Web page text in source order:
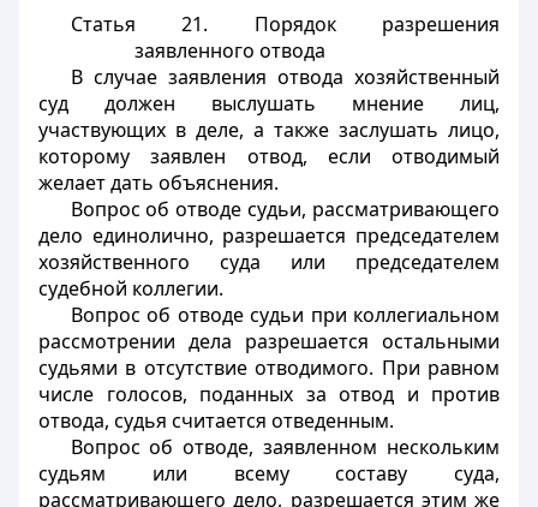
Статья 21. Порядок разрешения
заявленного отвода
В случае заявления отвода хозяйственный
суд должен выслушать мнение лиц,
участвующих в деле, а также заслушать лицо,
которому заявлен отвод, если отводимый
желает дать объяснения.
Вопрос об отводе судьи, рассматривающего
дело единолично, разрешается председателем
хозяйственного суда или председателем
судебной коллегии.
Вопрос об отводе судьи при коллегиальном
рассмотрении дела разрешается остальными
судьями в отсутствие отводимого. При равном
числе голосов, поданных за отвод и против
отвода, судья считается отведенным.
Вопрос об отводе, заявленном нескольким
судьям или всему составу суда,
рассматривающего дело, разрешается этим же